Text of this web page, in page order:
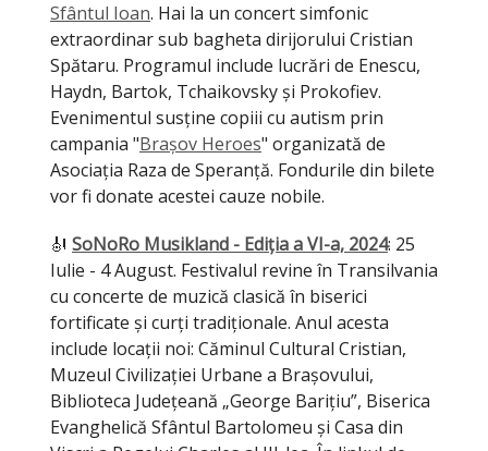
Sfântul Ioan. Hai la un concert simfonic
extraordinar sub bagheta dirijorului Cristian
Spătaru. Programul include lucrări de Enescu,
Haydn, Bartok, Tchaikovsky și Prokofiev.
Evenimentul susține copiii cu autism prin
campania "Brașov Heroes" organizată de
Asociația Raza de Speranță. Fondurile din bilete
vor fi donate acestei cauze nobile.
🎻 SoNoRo Musikland - Ediția a VI-a, 2024: 25
Iulie - 4 August. Festivalul revine în Transilvania
cu concerte de muzică clasică în biserici
fortificate și curți tradiționale. Anul acesta
include locații noi: Căminul Cultural Cristian,
Muzeul Civilizației Urbane a Brașovului,
Biblioteca Județeană „George Barițiu”, Biserica
Evanghelică Sfântul Bartolomeu și Casa din